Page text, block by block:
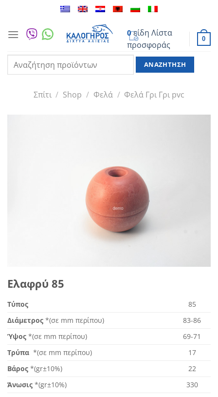
περιεχόμενο
0είδηΛίστα
προσφοράς
0
για:
Σπίτι / Shop / Φελά / Φελά Γρι Γρι pvc
Ελαφρύ 85
Τύπος
85
Διάμετρος *(σε mm περίπου)
83-86
Ύψος *(σε mm περίπου)
69-71
Τρύπα *(σε mm περίπου)
17
Βάρος *(gr±10%)
22
Άνωσις *(gr±10%)
330